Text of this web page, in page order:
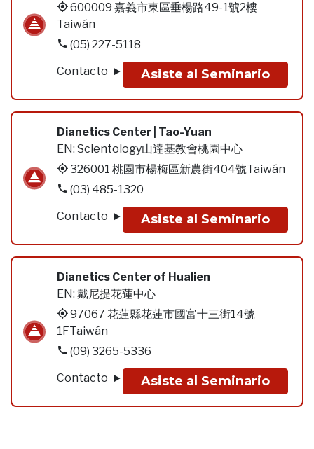
600009 嘉義市東區垂楊路49-1號2樓
Taiwán
(05) 227-5118
Contacto
Asiste al Seminario
Dianetics Center | Tao-Yuan
EN: Scientology山達基教會桃園中心
326001 桃園市楊梅區新農街404號Taiwán
(03) 485-1320
Contacto
Asiste al Seminario
Dianetics Center of Hualien
EN: 戴尼提花蓮中心
97067 花蓮縣花蓮市國富十三街14號
1FTaiwán
(09) 3265-5336
Contacto
Asiste al Seminario